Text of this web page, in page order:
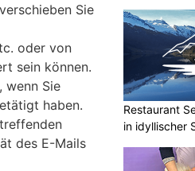
Sie
oder von
sein können.
wenn Sie
haben.
des E-Mails
Restaurant
in idyllischer